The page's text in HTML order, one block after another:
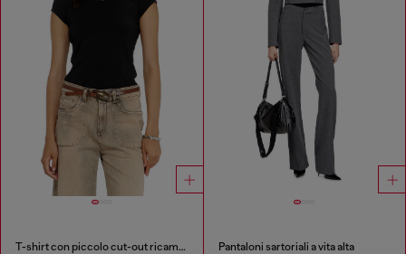
T-shirt con piccolo cut-out ricamato Pantaloni sartoriali a vita alta